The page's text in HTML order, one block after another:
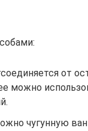
от
можно
чугунную